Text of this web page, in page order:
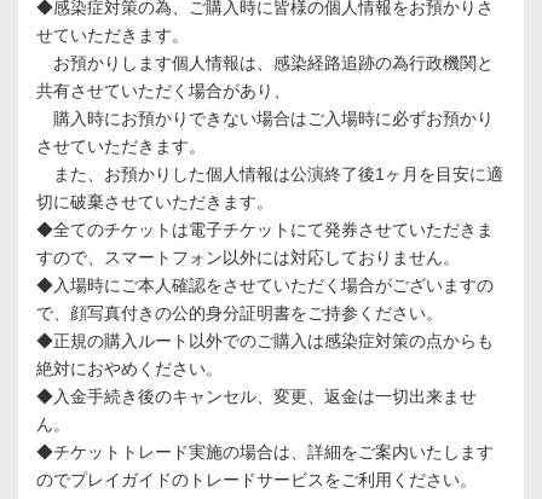
◆感染症対策の為、ご購入時に皆様の個人情報をお預かりさ
せていただきます。
お預かりします個人情報は、感染経路追跡の為行政機関と
共有させていただく場合があり、
購入時にお預かりできない場合はご入場時に必ずお預かり
させていただきます。
また、お預かりした個人情報は公演終了後1ヶ月を目安に適
切に破棄させていただきます。
◆全てのチケットは電子チケットにて発券させていただきま
すので、スマートフォン以外には対応しておりません。
◆入場時にご本人確認をさせていただく場合がございますの
で、顔写真付きの公的身分証明書をご持参ください。
◆正規の購入ルート以外でのご購入は感染症対策の点からも
絶対におやめください。
◆入金手続き後のキャンセル、変更、返金は一切出来ませ
ん。
◆チケットトレード実施の場合は、詳細をご案内いたします
のでプレイガイドのトレードサービスをご利用ください。